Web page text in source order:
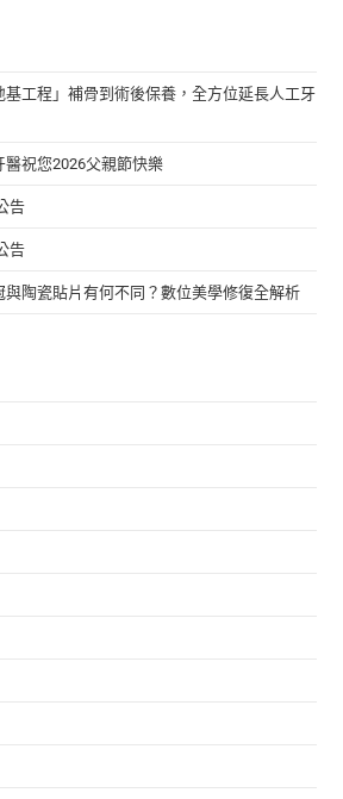
工程」補骨到術後保養，全方位延長人工牙
祝您2026父親節快樂
告
告
陶瓷貼片有何不同？數位美學修復全解析